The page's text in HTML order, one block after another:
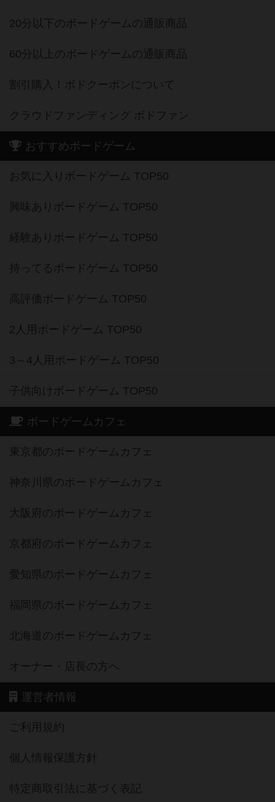
20分以下のボードゲームの通販商品
60分以上のボードゲームの通販商品
割引購入！ボドクーポンについて
クラウドファンディング ボドファン
おすすめボードゲーム
お気に入りボードゲーム TOP50
興味ありボードゲーム TOP50
経験ありボードゲーム TOP50
持ってるボードゲーム TOP50
高評価ボードゲーム TOP50
2人用ボードゲーム TOP50
3～4人用ボードゲーム TOP50
子供向けボードゲーム TOP50
ボードゲームカフェ
東京都のボードゲームカフェ
神奈川県のボードゲームカフェ
大阪府のボードゲームカフェ
京都府のボードゲームカフェ
愛知県のボードゲームカフェ
福岡県のボードゲームカフェ
北海道のボードゲームカフェ
オーナー・店長の方へ
運営者情報
ご利用規約
個人情報保護方針
特定商取引法に基づく表記